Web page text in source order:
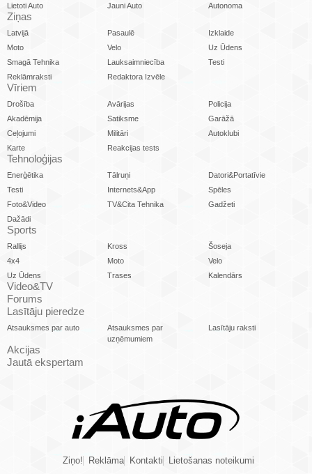
Lietoti Auto Jauni Auto Autonoma
Ziņas
Latvijā Pasaulē
Izklaide
Moto
Velo
Uz Ūdens
Smagā Tehnika
Lauksaimniecība
Testi
Reklāmraksti
Redaktora Izvēle
Vīriem
Drošība Avārijas
Policija
Akadēmija
Satiksme
Garāžā
Ceļojumi
Militāri
Autoklubi
Karte
Reakcijas tests
Tehnoloģijas
Enerģētika Tālruņi
Datori&Portatīvie
Testi
Internets&App
Spēles
Foto&Video
TV&Cita Tehnika
Gadžeti
Dažādi
Sports
Rallijs Kross
Šoseja
4x4
Moto
Velo
Uz Ūdens
Trases Kalendārs
Video&TV
Forums
Lasītāju pieredze
Atsauksmes par auto
Atsauksmes par
uzņēmumiem
Lasītāju raksti
Akcijas
Jautā ekspertam
Ziņo! Reklāma Kontakti Lietošanas noteikumi